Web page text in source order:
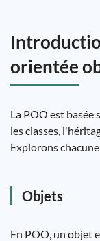
orientée
La POO est basée
les classes,
Explorons
Objets
En POO, un objet